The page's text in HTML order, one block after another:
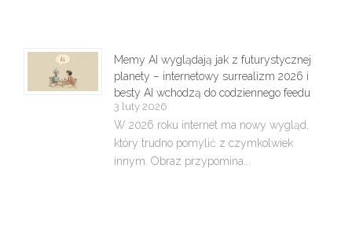
Memy AI wyglądają jak z futurystycznej
planety – internetowy surrealizm 2026 i
besty AI wchodzą do codziennego feedu
3 luty 2026
W 2026 roku internet ma nowy wygląd,
który trudno pomylić z czymkolwiek
innym. Obraz przypomina...